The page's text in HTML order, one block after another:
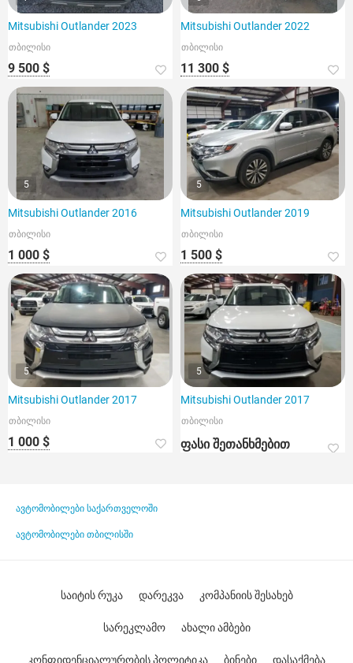
Mitsubishi Outlander 2023
თბილისი
9 500 $
Mitsubishi Outlander 2022
თბილისი
11 300 $
5
Mitsubishi Outlander 2016
თბილისი
1 000 $
5
Mitsubishi Outlander 2019
თბილისი
1 500 $
5
Mitsubishi Outlander 2017
თბილისი
1 000 $
5
Mitsubishi Outlander 2017
თბილისი
ფასი შეთანხმებით
ავტომობილები საქართველოში
ავტომობილები თბილისში
საიტის რუკა დარეკვა კომპანიის შესახებ
სარეკლამო ახალი ამბები
კონფიდენციალურობის პოლიტიკა ბინები დასაქმება